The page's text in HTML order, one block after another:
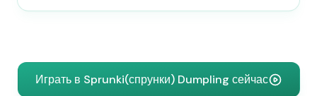
Играть в Sprunki(спрунки) Dumpling сейчас